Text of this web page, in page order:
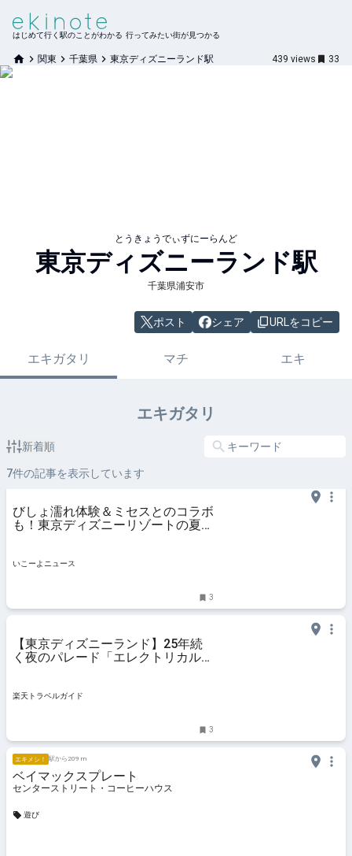
はじめて行く駅のことがわかる 行ってみたい街が見つかる
関東 千葉県 東京ディズニーランド駅 439 views 33
とうきょうでぃずにーらんど
東京ディズニーランド駅
千葉県浦安市
ポスト シェア URLをコピー
エキガタリ マチ エキ
エキガタリ
新着順
7件の記事を表示しています
びしょ濡れ体験＆ミセスとのコラボ
も！東京ディズニーリゾートの夏の
いこーよニュース
3
【東京ディズニーランド】25年続
く夜のパレード「エレクトリカルパ
楽天トラベルガイド
3
エキメシ！ 駅から209 m
ベイマックスプレート
センターストリート・コーヒーハウス
遊び